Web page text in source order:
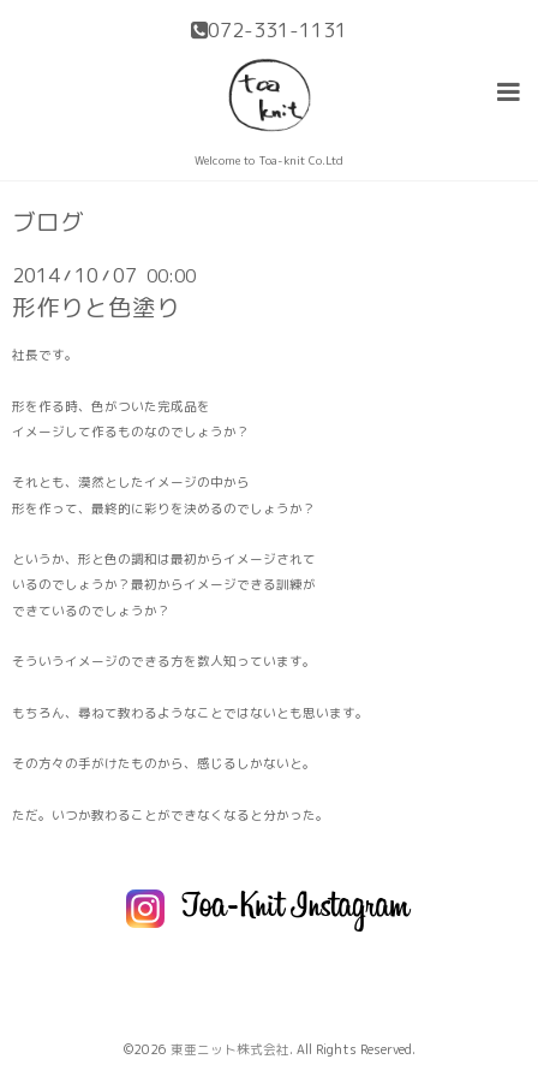
072-331-1131
Welcome to Toa-knit Co.Ltd
ブログ
2014/ 10 /07 00:00
形作りと色塗り
社長です。
形を作る時、色がついた完成品を
イメージして作るものなのでしょうか？
それとも、漠然としたイメージの中から
形を作って、最終的に彩りを決めるのでしょうか？
というか、形と色の調和は最初からイメージされて
いるのでしょうか？最初からイメージできる訓練が
できているのでしょうか？
そういうイメージのできる方を数人知っています。
もちろん、尋ねて教わるようなことではないとも思います。
その方々の手がけたものから、感じるしかないと。
ただ。いつか教わることができなくなると分かった。
©2026 東亜ニット株式会社. All Rights Reserved.